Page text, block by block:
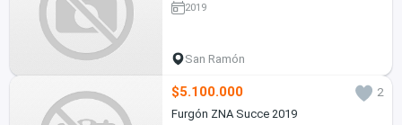
2019
San Ramón
$5.100.000
2
Furgón ZNA Succe 2019